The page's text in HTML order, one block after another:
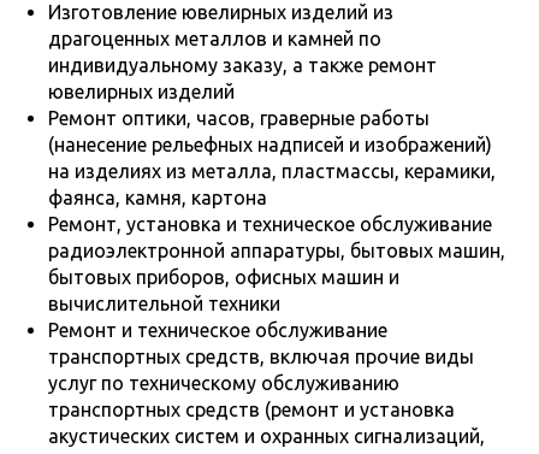
Изготовление ювелирных изделий из
драгоценных металлов и камней по
индивидуальному заказу, а также ремонт
ювелирных изделий
Ремонт оптики, часов, граверные работы
(нанесение рельефных надписей и изображений)
на изделиях из металла, пластмассы, керамики,
фаянса, камня, картона
Ремонт, установка и техническое обслуживание
радиоэлектронной аппаратуры, бытовых машин,
бытовых приборов, офисных машин и
вычислительной техники
Ремонт и техническое обслуживание
транспортных средств, включая прочие виды
услуг по техническому обслуживанию
транспортных средств (ремонт и установка
акустических систем и охранных сигнализаций,